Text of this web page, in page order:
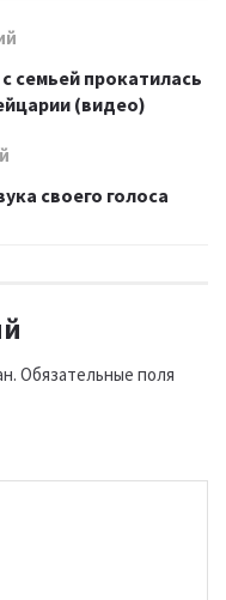
семьей прокатилась
(видео)
своего голоса
Обязательные поля